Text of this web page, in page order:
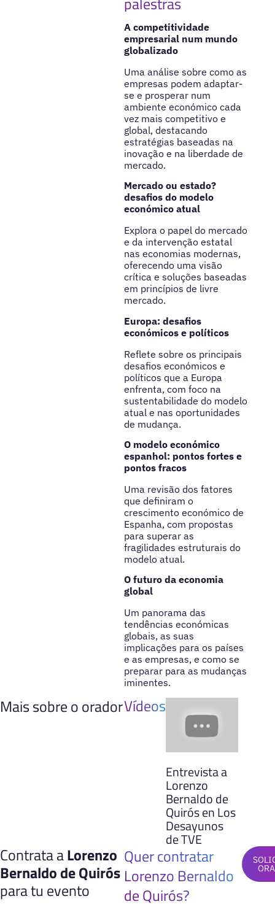
A competitividade
empresarial num mundo
globalizado
Uma análise sobre como as
empresas podem adaptar-
se e prosperar num
ambiente económico cada
vez mais competitivo e
global, destacando
estratégias baseadas na
inovação e na liberdade de
mercado.
Mercado ou estado?
desafios do modelo
económico atual
Explora o papel do mercado
e da intervenção estatal
nas economias modernas,
oferecendo uma visão
crítica e soluções baseadas
em princípios de livre
mercado.
Europa: desafios
económicos e políticos
Reflete sobre os principais
desafios económicos e
políticos que a Europa
enfrenta, com foco na
sustentabilidade do modelo
atual e nas oportunidades
de mudança.
O modelo económico
espanhol: pontos fortes e
pontos fracos
Uma revisão dos fatores
que definiram o
crescimento económico de
Espanha, com propostas
para superar as
fragilidades estruturais do
modelo atual.
O futuro da economia
global
Um panorama das
tendências económicas
globais, as suas
implicações para os países
e as empresas, e como se
preparar para as mudanças
iminentes.
Mais sobre o oradorVídeos
Entrevista a
Lorenzo
Bernaldo de
Quirós en Los
Desayunos
de TVE
Contrata aLorenzo
Bernaldo de Quirós
para tu evento
Quer contratar
Lorenzo Bernaldo
de Quirós?